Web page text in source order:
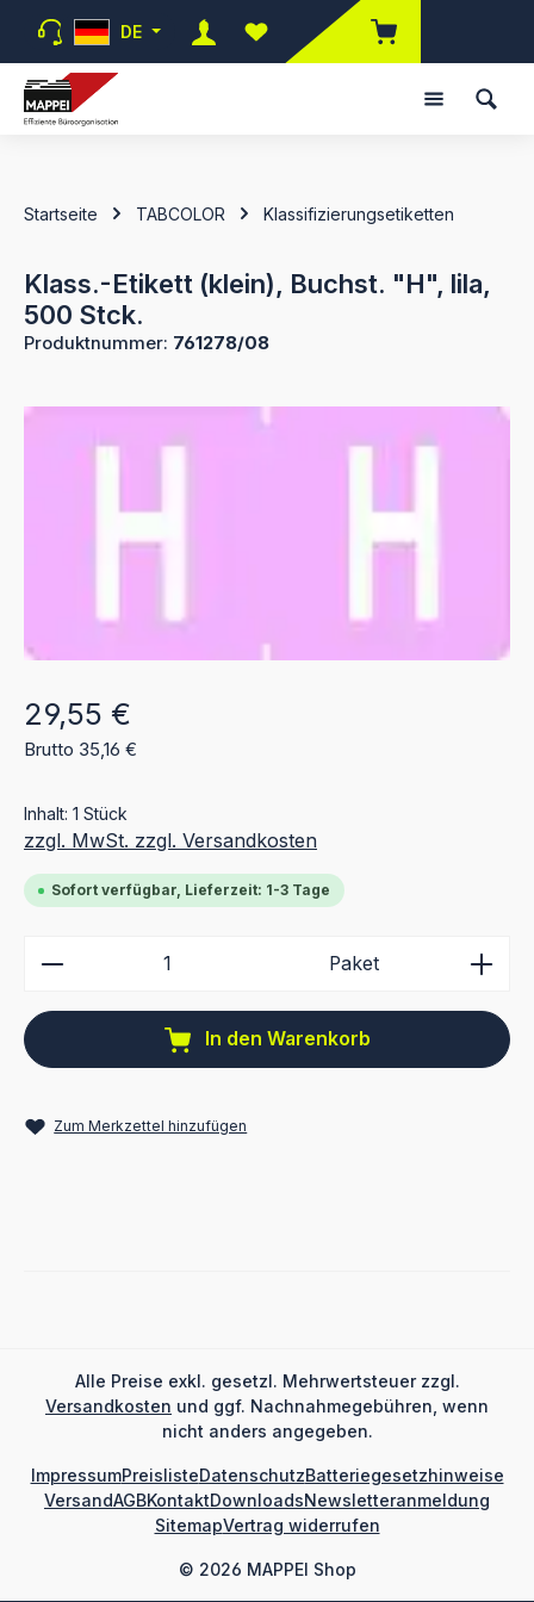
Zum Hauptinhalt springen
DE
Du hast 0 Produkte auf dem
Startseite TABCOLOR Klassifizierungsetiketten
Klass.-Etikett (klein), Buchst. "H", lila,
500 Stck.
Produktnummer: 761278/08
Bildergalerie überspringen
Regulärer Preis:
29,55 €
Brutto 35,16 €
Inhalt: 1 Stück
zzgl. MwSt. zzgl. Versandkosten
Sofort verfügbar, Lieferzeit: 1-3 Tage
Produkt Anzahl: Gib den gewünschten Wert ein
Paket
In den Warenkorb
Zum Merkzettel hinzufügen
Alle Preise exkl. gesetzl. Mehrwertsteuer zzgl.
Versandkosten und ggf. Nachnahmegebühren, wenn
nicht anders angegeben.
© 2026 MAPPEI Shop
ImpressumPreislisteDatenschutzBatteriegesetzhinweise
VersandAGBKontaktDownloadsNewsletteranmeldung
SitemapVertrag widerrufen